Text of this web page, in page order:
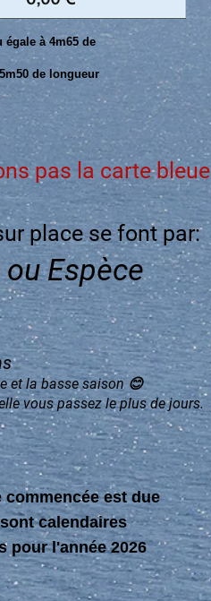
à 4m65 de
de longueur
pas la carte bleue
place se font par:
Espèce
et la basse saison 😊
vous passez le plus de jours.
commencée est due
calendaires
pour l'année 2026